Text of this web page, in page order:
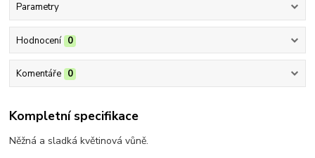
Parametry
Hodnocení 0
Komentáře 0
Kompletní specifikace
Něžná a sladká květinová vůně.